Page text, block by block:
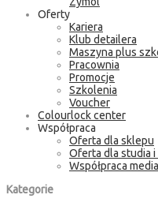
Oferty
Kariera
Klub detailera
Maszyna plus
Pracownia
Promocje
Szkolenia
Voucher
Colourlock center
Współpraca
Oferta dla sklepu
Oferta dla studia i
Współpraca
Kategorie